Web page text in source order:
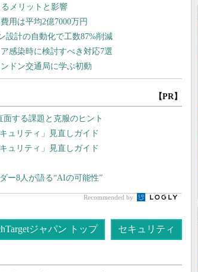
【PR】
する課題と克服のヒント
ュリティ」見直しガイド
ュリティ」見直しガイド
ー8人が語る“AIの可能性”
Recommended by
ジャパン トップ セキュリティ